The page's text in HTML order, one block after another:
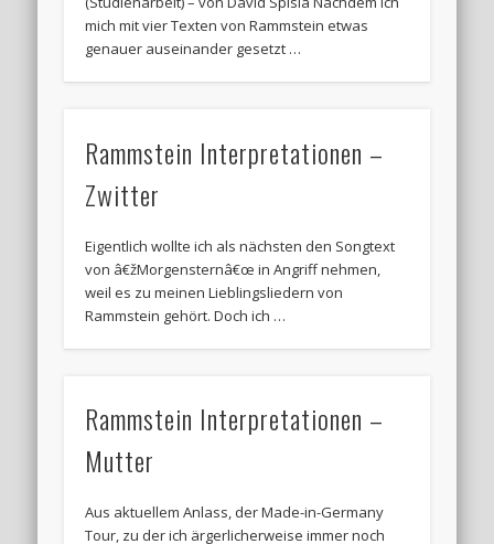
mich mit vier Texten von Rammstein etwas
genauer auseinander gesetzt …
Rammstein Interpretationen –
Zwitter
Eigentlich wollte ich als nächsten den Songtext
von â€žMorgensternâ€œ in Angriff nehmen,
weil es zu meinen Lieblingsliedern von
Rammstein gehört. Doch ich …
Rammstein Interpretationen –
Mutter
Aus aktuellem Anlass, der Made-in-Germany
Tour, zu der ich ärgerlicherweise immer noch